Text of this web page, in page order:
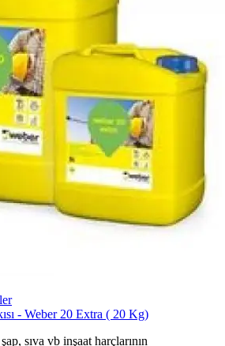
- Weber 20 Extra ( 20 Kg)
sıva vb inşaat harçlarının